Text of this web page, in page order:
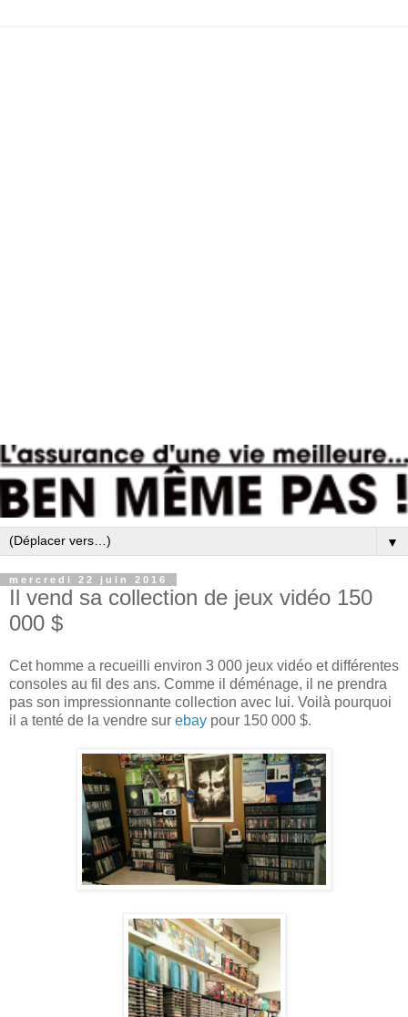
▼
mercredi 22 juin 2016
Il vend sa collection de jeux vidéo 150
000 $
Cet homme a recueilli environ 3 000 jeux vidéo et différentes
consoles au fil des ans. Comme il déménage, il ne prendra
pas son impressionnante collection avec lui. Voilà pourquoi
il a tenté de la vendre sur ebay pour 150 000 $.